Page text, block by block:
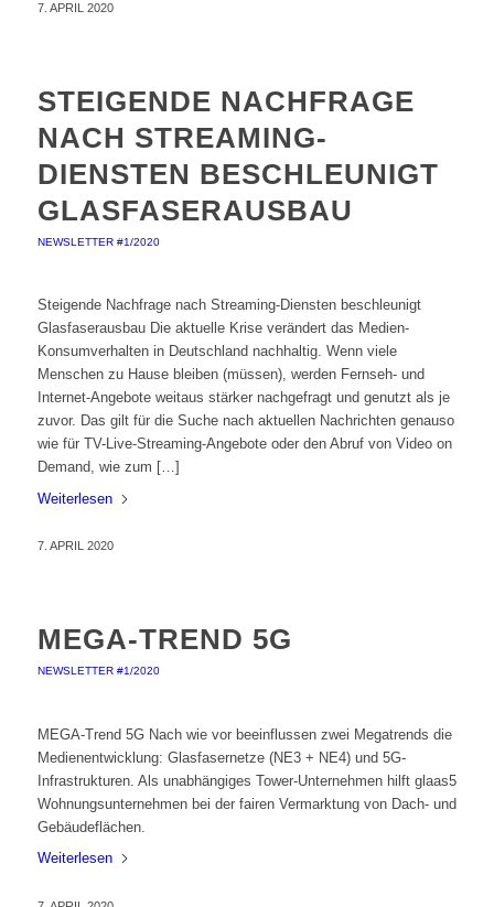
7. APRIL 2020
STEIGENDE NACHFRAGE
NACH STREAMING-
DIENSTEN BESCHLEUNIGT
GLASFASERAUSBAU
NEWSLETTER #1/2020
Steigende Nachfrage nach Streaming-Diensten beschleunigt
Glasfaserausbau Die aktuelle Krise verändert das Medien-
Konsumverhalten in Deutschland nachhaltig. Wenn viele
Menschen zu Hause bleiben (müssen), werden Fernseh- und
Internet-Angebote weitaus stärker nachgefragt und genutzt als je
zuvor. Das gilt für die Suche nach aktuellen Nachrichten genauso
wie für TV-Live-Streaming-Angebote oder den Abruf von Video on
Demand, wie zum […]
Weiterlesen
7. APRIL 2020
MEGA-TREND 5G
NEWSLETTER #1/2020
MEGA-Trend 5G Nach wie vor beeinflussen zwei Megatrends die
Medienentwicklung: Glasfasernetze (NE3 + NE4) und 5G-
Infrastrukturen. Als unabhängiges Tower-Unternehmen hilft glaas5
Wohnungsunternehmen bei der fairen Vermarktung von Dach- und
Gebäudeflächen.
Weiterlesen